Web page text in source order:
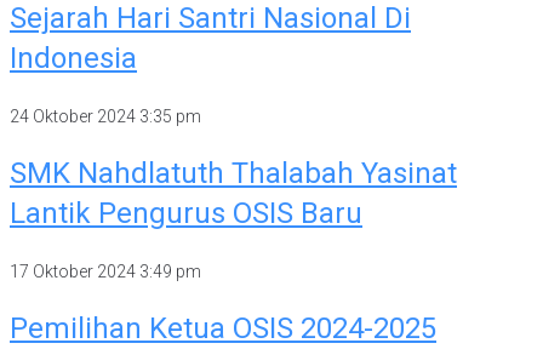
Sejarah Hari Santri Nasional Di
Indonesia
24 Oktober 2024 3:35 pm
SMK Nahdlatuth Thalabah Yasinat
Lantik Pengurus OSIS Baru
17 Oktober 2024 3:49 pm
Pemilihan Ketua OSIS 2024-2025